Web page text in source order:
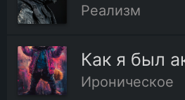
Реализм
Как я был
Ироническое